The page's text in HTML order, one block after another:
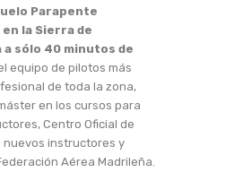
Parapente
la Sierra de
a sólo 40 minutos de
el equipo de pilotos más
de toda la zona,
en los cursos para
Centro Oficial de
nuevos instructores y
Aérea Madrileña.